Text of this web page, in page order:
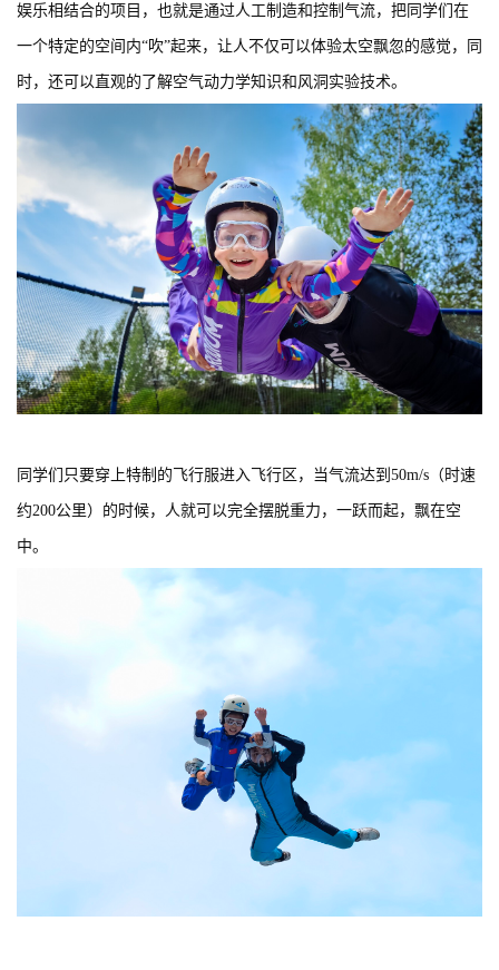
娱乐相结合的项目，也就是通过人工制造和控制气流，把同学们在
一个特定的空间内“吹”起来，让人不仅可以体验太空飘忽的感觉，同
时，还可以直观的了解空气动力学知识和风洞实验技术。
同学们只要穿上特制的飞行服进入飞行区，当气流达到50m/s（时速
约200公里）的时候，人就可以完全摆脱重力，一跃而起，飘在空
中。